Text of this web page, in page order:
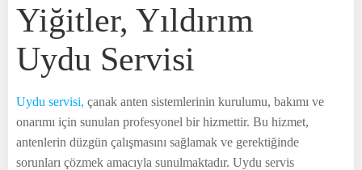
Yiğitler, Yıldırım
Uydu Servisi
Uydu servisi, çanak anten sistemlerinin kurulumu, bakımı ve
onarımı için sunulan profesyonel bir hizmettir. Bu hizmet,
antenlerin düzgün çalışmasını sağlamak ve gerektiğinde
sorunları çözmek amacıyla sunulmaktadır. Uydu servis